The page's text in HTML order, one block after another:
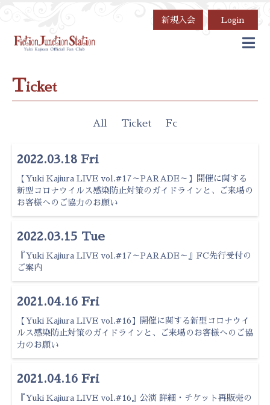
新規入会 Login
Ticket
All Ticket Fc
2022.03.18 Fri
【Yuki Kajiura LIVE vol.#17～PARADE～】開催に関する
新型コロナウイルス感染防止対策のガイドラインと、ご来場の
お客様へのご協力のお願い
2022.03.15 Tue
『Yuki Kajiura LIVE vol.#17～PARADE～』FC先行受付の
ご案内
2021.04.16 Fri
【Yuki Kajiura LIVE vol.#16】開催に関する新型コロナウイ
ルス感染防止対策のガイドラインと、ご来場のお客様へのご協
力のお願い
2021.04.16 Fri
『Yuki Kajiura LIVE vol.#16』公演 詳細・チケット再販売の